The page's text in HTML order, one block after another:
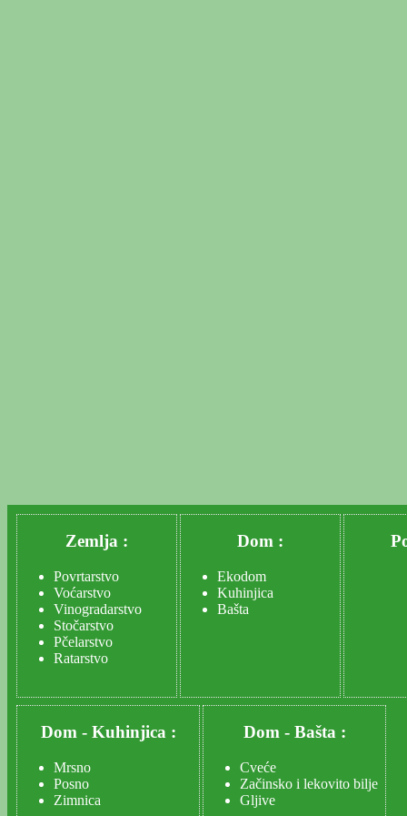
Zemlja :
Povrtarstvo
Voćarstvo
Vinogradarstvo
Stočarstvo
Pčelarstvo
Ratarstvo
Dom :
Ekodom
Kuhinjica
Bašta
Dom - Kuhinjica :
Mrsno
Posno
Zimnica
Dom - Bašta :
Cveće
Začinsko i lekovito bilje
Gljive